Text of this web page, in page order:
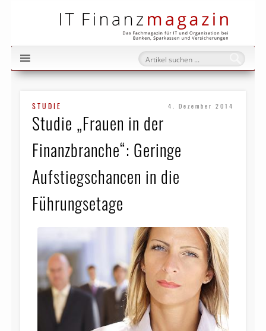
STUDIE 4. Dezember 2014
Studie „Frauen in der
Finanzbranche“: Geringe
Aufstiegschancen in die
Führungsetage